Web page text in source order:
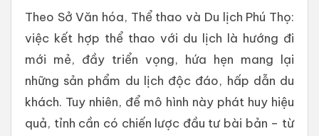
Theo Sở Văn hóa, Thể thao và Du lịch Phú Thọ:
việc kết hợp thể thao với du lịch là hướng đi
mới mẻ, đầy triển vọng, hứa hẹn mang lại
những sản phẩm du lịch độc đáo, hấp dẫn du
khách. Tuy nhiên, để mô hình này phát huy hiệu
quả, tỉnh cần có chiến lược đầu tư bài bản – từ